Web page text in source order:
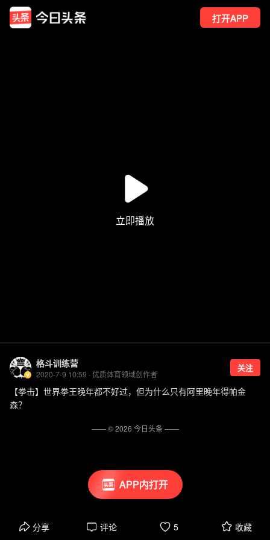
打开APP
APP内打开
格斗训练营
2020-7-9 10:59 · 优质体育领域创作者
关注
【拳击】世界拳王晚年都不好过，但为什么只有阿里晚年得帕金
森？
分享 评论 5 收藏
—— ©2026 今日头条——